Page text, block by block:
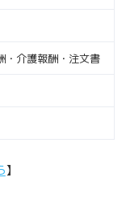
・介護報酬・注文書
】